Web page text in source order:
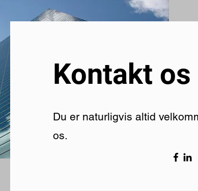
Kontakt os
Du er naturligvis altid
os.